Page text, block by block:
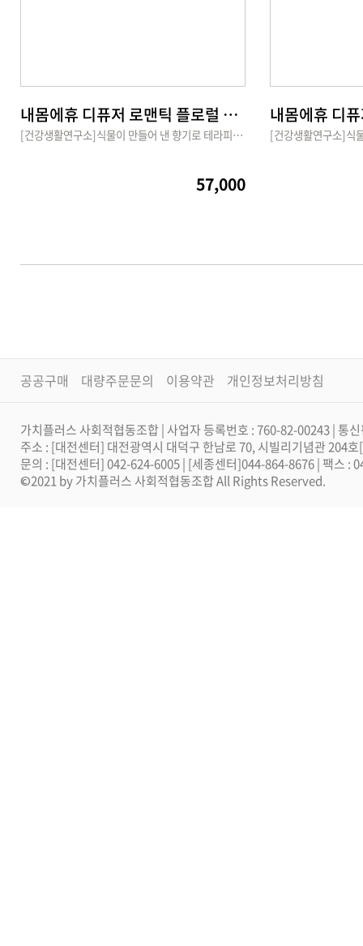
내몸에휴 디퓨저 로맨틱 플로럴 두통 없는 천연 아로마 수제 디퓨저
[건강생활연구소]식물이 만들어 낸 향기로 테라피를 연구하며 블랜딩한 ‘힐링의 향기’를 디퓨저를 통해 느껴보세요
57,000
공공구매 대량주문문의 이용약관 개인정보처리방침
가치플러스 사회적협동조합 | 사업자 등록번호 : 760-82-00243 | 통
주소 : [대전센터] 대전광역시 대덕구 한남로 70, 시빌리기념관 204
문의 : [대전센터] 042-624-6005 | [세종센터]044-864-8676 | 팩스 :
©2021 by 가치플러스 사회적협동조합 All Rights Reserved.